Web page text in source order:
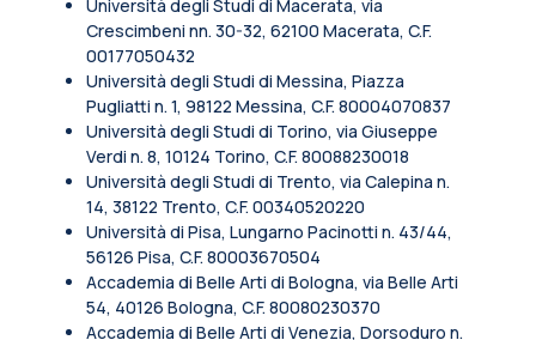
Università degli Studi di Macerata, via
Crescimbeni nn. 30-32, 62100 Macerata, C.F.
00177050432
Università degli Studi di Messina, Piazza
Pugliatti n. 1, 98122 Messina, C.F. 80004070837
Università degli Studi di Torino, via Giuseppe
Verdi n. 8, 10124 Torino, C.F. 80088230018
Università degli Studi di Trento, via Calepina n.
14, 38122 Trento, C.F. 00340520220
Università di Pisa, Lungarno Pacinotti n. 43/44,
56126 Pisa, C.F. 80003670504
Accademia di Belle Arti di Bologna, via Belle Arti
54, 40126 Bologna, C.F. 80080230370
Accademia di Belle Arti di Venezia, Dorsoduro n.